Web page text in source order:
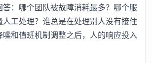
：哪个团队被故障消耗最多？哪个服
工处理？谁总是在处理别人没有接住
和值班机制调整之后，人的响应投入